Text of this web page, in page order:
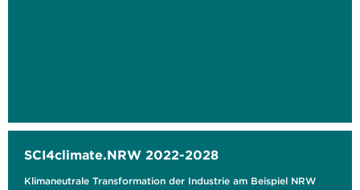
SCI4climate.NRW 2022-2028
Klimaneutrale Transformation der Industrie am Beispiel NRW